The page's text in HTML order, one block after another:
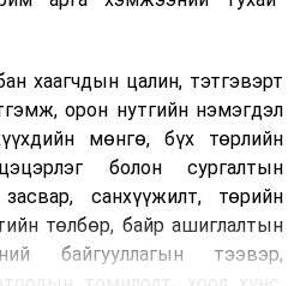
эрсдэлд орж болзошгүйг
хаагчдын цалин, тэтгэвэрт
орон нутгийн нэмэгдэл
мөнгө, бүх төрлийн
болон сургалтын
санхүүжилт, төрийн
төлбөр, байр ашиглалтын
байгууллагын тээвэр,